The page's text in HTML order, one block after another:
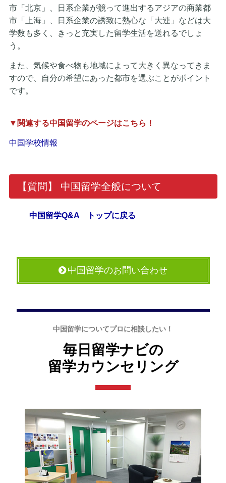
市「北京」、日系企業が競って進出するアジアの商業都
市「上海」、日系企業の誘致に熱心な「大連」などは大
学数も多く、きっと充実した留学生活を送れるでしょ
う。
また、気候や食べ物も地域によって大きく異なってきま
すので、自分の希望にあった都市を選ぶことがポイント
です。
▼関連する中国留学のページはこちら！
中国学校情報
【質問】 中国留学全般について
中国留学Q&A トップに戻る
中国留学のお問い合わせ
中国留学についてプロに相談したい！
毎日留学ナビの
留学カウンセリング